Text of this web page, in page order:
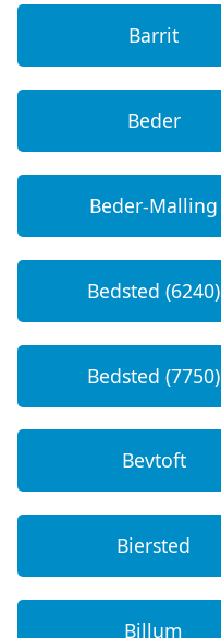
Barrit
Beder
Beder-Malling
Bedsted (6240)
Bedsted (7750)
Bevtoft
Biersted
Billum